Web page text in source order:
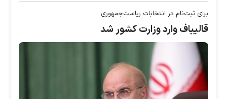
برای ثبت‌نام در انتخابات ریاست‌جمهوری.
قالیباف وارد وزارت کشور شد